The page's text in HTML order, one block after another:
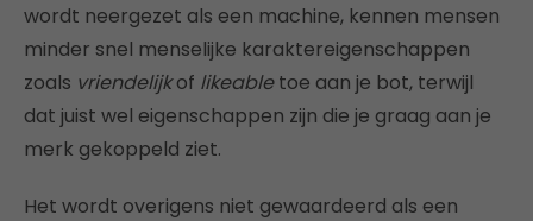
wordt neergezet als een machine, kennen mensen
minder snel menselijke karaktereigenschappen
zoals vriendelijkof likeabletoe aan je bot, terwijl
dat juist wel eigenschappen zijn die je graag aan je
merk gekoppeld ziet.
Het wordt overigens niet gewaardeerd als een